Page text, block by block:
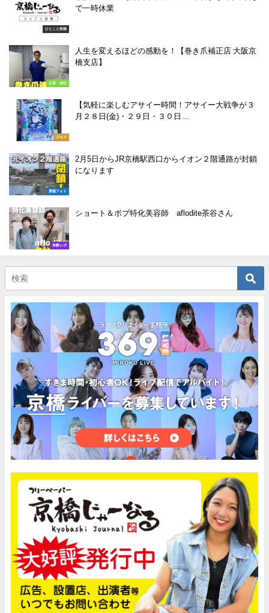
ひとこと投稿
で一時休業
お店・会社
人生を変えるほどの感動を！【巻き爪補正店 大阪京
橋支店】
グルメ
【気軽に楽しむアサイー時間！アサイー大戦争が３
月２８日(金)・２９日・３０日…
景観フォト
2月5日からJR京橋駅西口からイオン２階通路が封鎖
になります
体験レポ
ショート＆ボブ特化美容師 aflodite茶谷さん